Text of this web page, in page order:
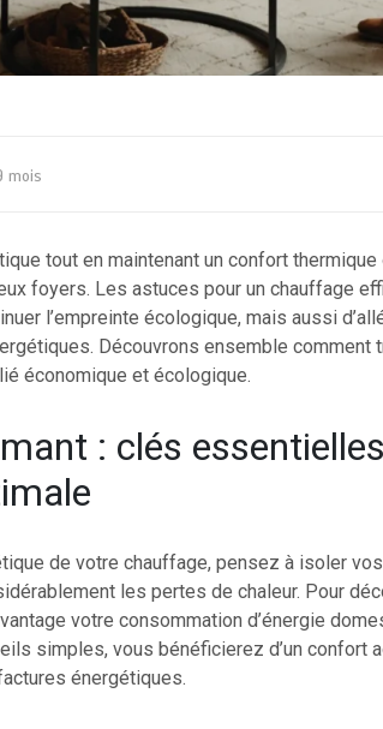
mois
tout en maintenant un confort
foyers. Les astuces pour un chauffage
l’empreinte écologique, mais aussi
Découvrons ensemble comment
économique et écologique.
: clés
de votre chauffage, pensez à isoler
les pertes de chaleur. Pour
votre consommation d’énergie
simples, vous bénéficierez d’un confort
énergétiques.